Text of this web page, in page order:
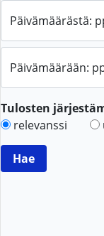
Päivämäärästä:
Päivämäärään:
Tulosten
relevanssi